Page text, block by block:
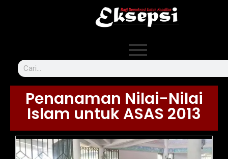
Penanaman Nilai-Nilai
Islam untuk ASAS 2013